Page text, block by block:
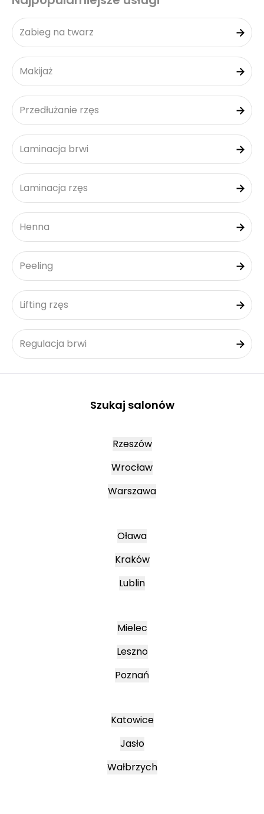
Zabieg na twarz
Makijaż
Przedłużanie rzęs
Laminacja brwi
Laminacja rzęs
Henna
Peeling
Lifting rzęs
Regulacja brwi
Szukaj salonów
Rzeszów
Wrocław
Warszawa
Oława
Kraków
Lublin
Mielec
Leszno
Poznań
Katowice
Jasło
Wałbrzych